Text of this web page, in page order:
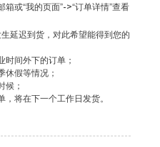
或“我的页面”->“订单详情”查看
延迟到货，对此希望能得到您的
时间外下的订单；
休假等情况；
候；
将在下一个工作日发货。